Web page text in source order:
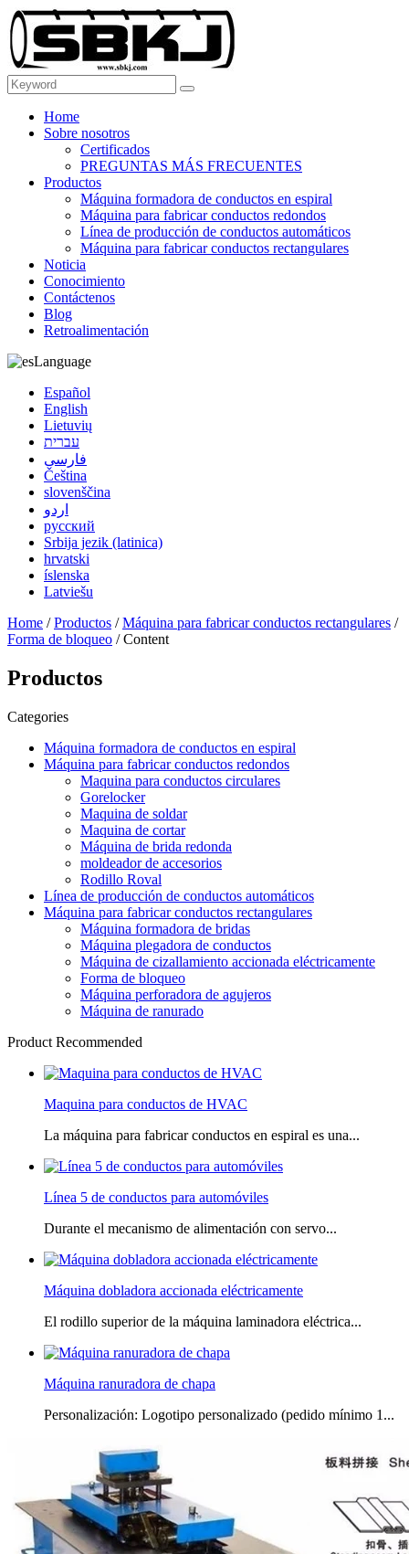
Home
Sobre nosotros
Certificados
PREGUNTAS MÁS FRECUENTES
Productos
Máquina formadora de conductos en espiral
Máquina para fabricar conductos redondos
Línea de producción de conductos automáticos
Máquina para fabricar conductos rectangulares
Noticia
Conocimiento
Contáctenos
Blog
Retroalimentación
Language
Español
English
Lietuvių
עברית
فارسی
Čeština
slovenščina
اردو
русский
Srbija jezik (latinica)
hrvatski
íslenska
Latviešu
Home /Productos /Máquina para fabricar conductos rectangulares /
Forma de bloqueo / Content
Productos
Categories
Máquina formadora de conductos en espiral
Máquina para fabricar conductos redondos
Maquina para conductos circulares
Gorelocker
Maquina de soldar
Maquina de cortar
Máquina de brida redonda
moldeador de accesorios
Rodillo Roval
Línea de producción de conductos automáticos
Máquina para fabricar conductos rectangulares
Máquina formadora de bridas
Máquina plegadora de conductos
Máquina de cizallamiento accionada eléctricamente
Forma de bloqueo
Máquina perforadora de agujeros
Máquina de ranurado
Product Recommended
Maquina para conductos de HVAC
La máquina para fabricar conductos en espiral es una...
Línea 5 de conductos para automóviles
Durante el mecanismo de alimentación con servo...
Máquina dobladora accionada eléctricamente
El rodillo superior de la máquina laminadora eléctrica...
Máquina ranuradora de chapa
Personalización: Logotipo personalizado (pedido mínimo 1...